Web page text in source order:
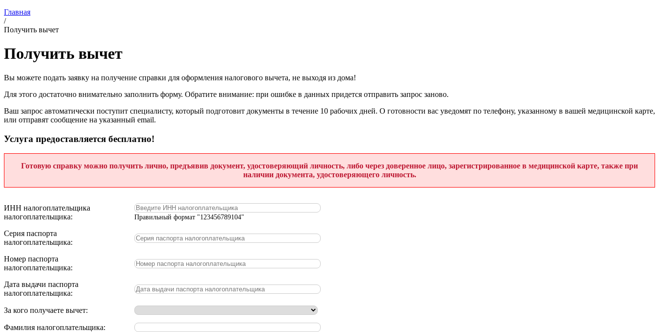
Главная
/
Получить вычет
Получить вычет
Вы можете подать заявку на получение справки для оформления налогового вычета, не выходя из дома!
Для этого достаточно внимательно заполнить форму. Обратите внимание: при ошибке в данных придется отправить запрос заново.
Ваш запрос автоматически поступит специалисту, который подготовит документы в течение 10 рабочих дней. О готовности вас уведомят по телефону, указанному в вашей медицинской карте,
или отправят сообщение на указанный email.
Услуга предоставляется бесплатно!
Готовую справку можно получить лично, предъявив документ, удостоверяющий личность, либо через доверенное лицо, зарегистрированное в медицинской карте, также при
наличии документа, удостоверяющего личность.
ИНН налогоплательщика
налогоплательщика:
Правильный формат "123456789104"
Серия паспорта
налогоплательщика:
Номер паспорта
налогоплательщика:
Дата выдачи паспорта
налогоплательщика:
За кого получаете вычет:
Фамилия налогоплательщика: